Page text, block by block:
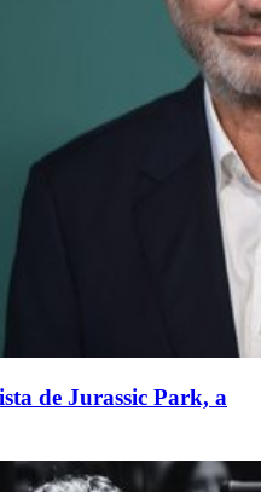
de Jurassic Park, a